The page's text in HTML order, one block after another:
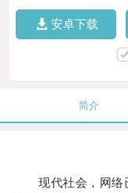
安卓下载
简介
现代社会，网络